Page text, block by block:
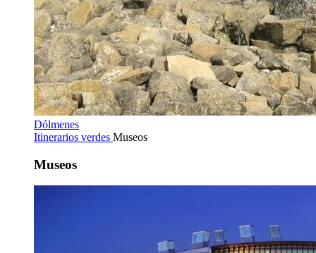
Dólmenes
Itinerarios verdes Museos
Museos